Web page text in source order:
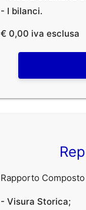
- I bilanci.
€ 0,00 iva esclusa
Rapporto
- Visura Storica;